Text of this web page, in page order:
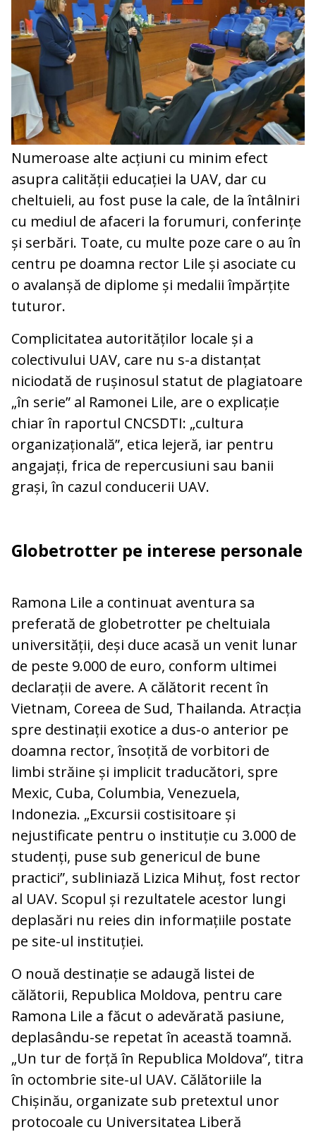
Numeroase alte acțiuni cu minim efect
asupra calității educației la UAV, dar cu
cheltuieli, au fost puse la cale, de la întâlniri
cu mediul de afaceri la forumuri, conferințe
și serbări. Toate, cu multe poze care o au în
centru pe doamna rector Lile și asociate cu
o avalanșă de diplome și medalii împărțite
tuturor.
Complicitatea autorităților locale și a
colectivului UAV, care nu s-a distanțat
niciodată de rușinosul statut de plagiatoare
„în serie” al Ramonei Lile, are o explicație
chiar în raportul CNCSDTI: „cultura
organizațională”, etica lejeră, iar pentru
angajați, frica de repercusiuni sau banii
grași, în cazul conducerii UAV.
Globetrotter pe interese personale
Ramona Lile a continuat aventura sa
preferată de globetrotter pe cheltuiala
universității, deși duce acasă un venit lunar
de peste 9.000 de euro, conform ultimei
declarații de avere. A călătorit recent în
Vietnam, Coreea de Sud, Thailanda. Atracția
spre destinații exotice a dus-o anterior pe
doamna rector, însoțită de vorbitori de
limbi străine și implicit traducători, spre
Mexic, Cuba, Columbia, Venezuela,
Indonezia. „Excursii costisitoare și
nejustificate pentru o instituție cu 3.000 de
studenți, puse sub genericul de bune
practici”, subliniază Lizica Mihuț, fost rector
al UAV. Scopul și rezultatele acestor lungi
deplasări nu reies din informațiile postate
pe site-ul instituției.
O nouă destinație se adaugă listei de
călătorii, Republica Moldova, pentru care
Ramona Lile a făcut o adevărată pasiune,
deplasându-se repetat în această toamnă.
„Un tur de forță în Republica Moldova”, titra
în octombrie site-ul UAV. Călătoriile la
Chișinău, organizate sub pretextul unor
protocoale cu Universitatea Liberă